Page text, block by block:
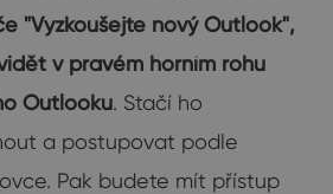
"Vyzkoušejte nový Outlook",
v pravém horním rohu
Outlooku. Stačí ho
a postupovat podle
Pak budete mít přístup